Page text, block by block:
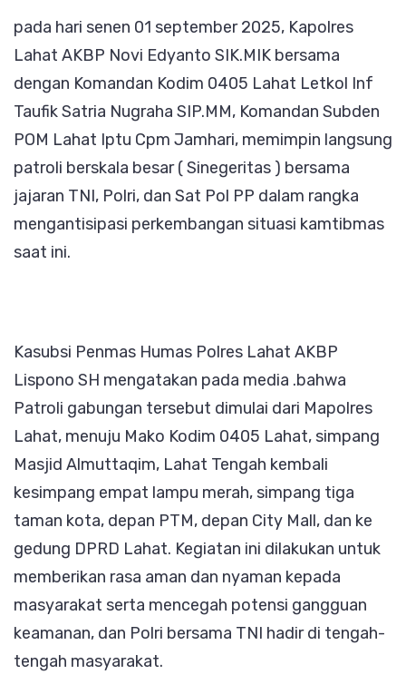
Sat
PP)
pada hari senen 01 september 2025, Kapolres
Lahat AKBP Novi Edyanto SIK.MIK bersama
dengan Komandan Kodim 0405 Lahat Letkol Inf
Taufik Satria Nugraha SIP.MM, Komandan Subden
POM Lahat Iptu Cpm Jamhari, memimpin langsung
patroli berskala besar ( Sinegeritas ) bersama
jajaran TNI, Polri, dan Sat Pol PP dalam rangka
mengantisipasi perkembangan situasi kamtibmas
saat ini.
Kasubsi Penmas Humas Polres Lahat AKBP
Lispono SH mengatakan pada media .bahwa
Patroli gabungan tersebut dimulai dari Mapolres
Lahat, menuju Mako Kodim 0405 Lahat, simpang
Masjid Almuttaqim, Lahat Tengah kembali
kesimpang empat lampu merah, simpang tiga
taman kota, depan PTM, depan City Mall, dan ke
gedung DPRD Lahat. Kegiatan ini dilakukan untuk
memberikan rasa aman dan nyaman kepada
masyarakat serta mencegah potensi gangguan
keamanan, dan Polri bersama TNI hadir di tengah-
tengah masyarakat.